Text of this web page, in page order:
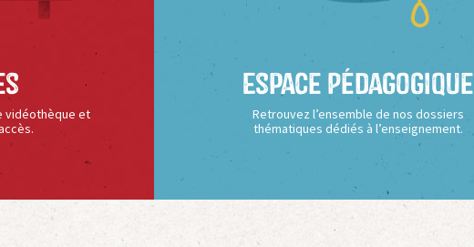
vidéothèque et
Espace Pédagogique
Retrouvez l’ensemble de nos dossiers
thématiques dédiés à l’enseignement.